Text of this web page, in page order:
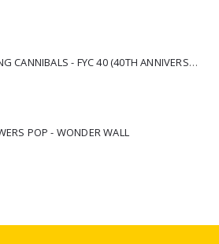
FINE YOUNG CANNIBALS - FYC 40 (40TH ANNIVERSARY)
POP - WONDER WALL